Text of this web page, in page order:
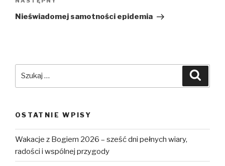
Następny
wpis
Nieświadomej samotności epidemia
OSTATNIE WPISY
Wakacje z Bogiem 2026 – sześć dni pełnych wiary,
radości i wspólnej przygody